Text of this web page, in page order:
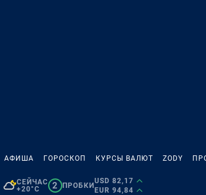
АФИША ГОРОСКОП КУРСЫ ВАЛЮТ ZODY
СЕЙЧАС
+20°C
2 ПРОБКИ
USD 82,17
EUR 94,84